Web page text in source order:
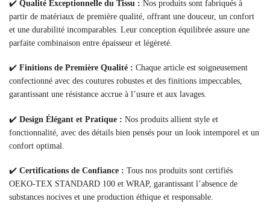
✔️ Qualité Exceptionnelle du Tissu : Nos produits sont fabriqués à
partir de matériaux de première qualité, offrant une douceur, un confort
et une durabilité incomparables. Leur conception équilibrée assure une
parfaite combinaison entre épaisseur et légèreté.
✔️ Finitions de Première Qualité : Chaque article est soigneusement
confectionné avec des coutures robustes et des finitions impeccables,
garantissant une résistance accrue à l’usure et aux lavages.
✔️ Design Élégant et Pratique : Nos produits allient style et
fonctionnalité, avec des détails bien pensés pour un look intemporel et un
confort optimal.
✔️ Certifications de Confiance : Tous nos produits sont certifiés
OEKO-TEX STANDARD 100 et WRAP, garantissant l’absence de
substances nocives et une production éthique et responsable.